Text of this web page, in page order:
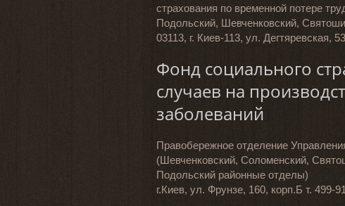
страхования по временной потере
Подольский, Шевченковский,
03113, г. Киев-113, ул. Дегтяревская,
Фонд социального
случаев на
заболеваний
Правобережное отделение
(Шевченковский, Соломенский,
Подольский районные отделы)
г.Киев, ул. Фрунзе, 160, корп.Б т. 499-